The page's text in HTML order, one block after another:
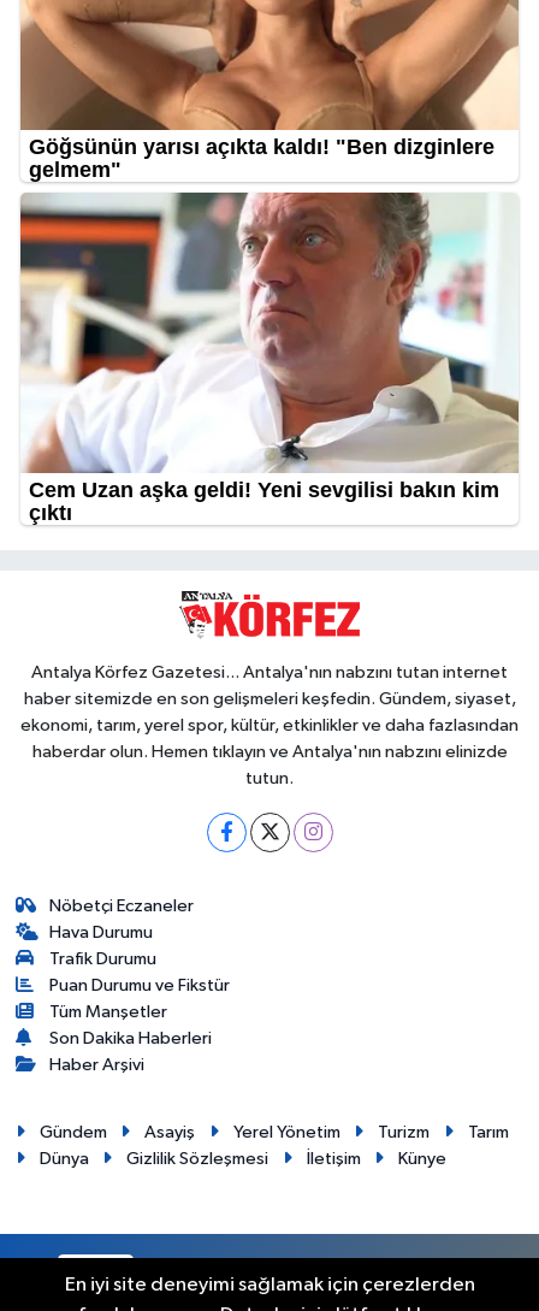
Antalya Körfez Gazetesi... Antalya'nın nabzını tutan internet
haber sitemizde en son gelişmeleri keşfedin. Gündem, siyaset,
ekonomi, tarım, yerel spor, kültür, etkinlikler ve daha fazlasından
haberdar olun. Hemen tıklayın ve Antalya'nın nabzını elinizde
tutun.
Nöbetçi Eczaneler
Hava Durumu
Trafik Durumu
Puan Durumu ve Fikstür
Tüm Manşetler
Son Dakika Haberleri
Haber Arşivi
Gündem Asayiş Yerel Yönetim Turizm
Tarım
Dünya
Gizlilik Sözleşmesi İletişim Künye
En iyi site deneyimi sağlamak için çerezlerden